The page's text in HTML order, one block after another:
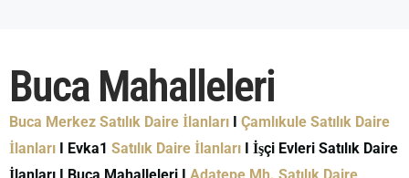
Buca Mahalleleri
Buca Merkez Satılık Daire İlanları I Çamlıkule Satılık Daire
İlanları I Evka1 Satılık Daire İlanları I İşçi Evleri Satılık Daire